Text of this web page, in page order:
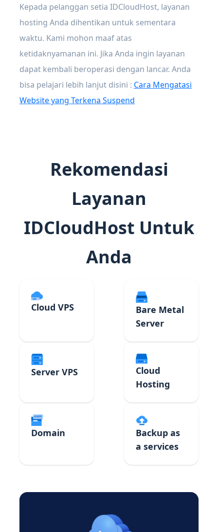
Kepada pelanggan setia IDCloudHost, layanan
hosting Anda dihentikan untuk sementara
waktu. Kami mohon maaf atas
ketidaknyamanan ini. Jika Anda ingin layanan
dapat kembali beroperasi dengan lancar. Anda
bisa pelajari lebih lanjut disini : Cara Mengatasi
Website yang Terkena Suspend
Rekomendasi
Layanan
IDCloudHost Untuk
Anda
Cloud VPS
Bare Metal
Server
Server VPS
Cloud
Hosting
Domain
Backup as
a services